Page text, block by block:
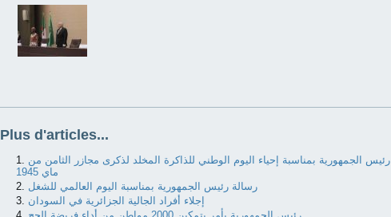
Plus d'articles...
الجمهورية بمناسبة إحياء اليوم الوطني للذاكرة المخلد لذكرى مجازر الثامن من
ماي 1945
رسالة رئيس الجمهورية بمناسبة اليوم العالمي للشغل
إجلاء أفراد الجالية الجزائرية في السودان